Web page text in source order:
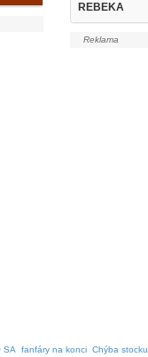
REBEKA
SA fanfáry na konci Chýba stocku